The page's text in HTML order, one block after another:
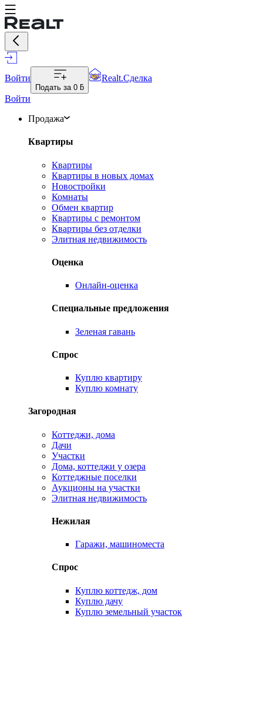
Войти
Подать за 0 ƃ
Realt.Сделка
Войти
Продажа
Квартиры
Квартиры
Квартиры в новых домах
Новостройки
Комнаты
Обмен квартир
Квартиры с ремонтом
Квартиры без отделки
Элитная недвижимость
Оценка
Онлайн-оценка
Специальные предложения
Зеленая гавань
Спрос
Куплю квартиру
Куплю комнату
Загородная
Коттеджи, дома
Дачи
Участки
Дома, коттеджи у озера
Коттеджные поселки
Аукционы на участки
Элитная недвижимость
Нежилая
Гаражи, машиноместа
Спрос
Куплю коттедж, дом
Куплю дачу
Куплю земельный участок